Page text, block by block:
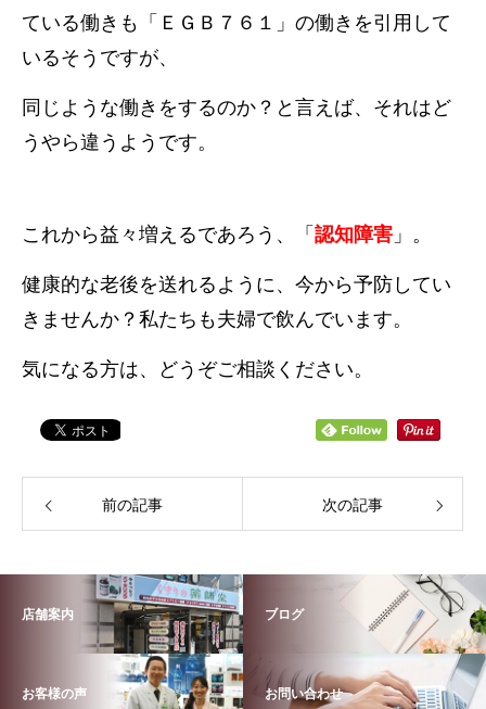
ている働きも「ＥＧＢ７６１」の働きを引用して
いるそうですが、
同じような働きをするのか？と言えば、それはど
うやら違うようです。
これから益々増えるであろう、「 認知障害 」。
健康的な老後を送れるように、今から予防してい
きませんか？私たちも夫婦で飲んでいます。
気になる方は、どうぞご相談ください。
前の記事 次の記事
店舗案内 ブログ
お客様の声 お問い合わせ